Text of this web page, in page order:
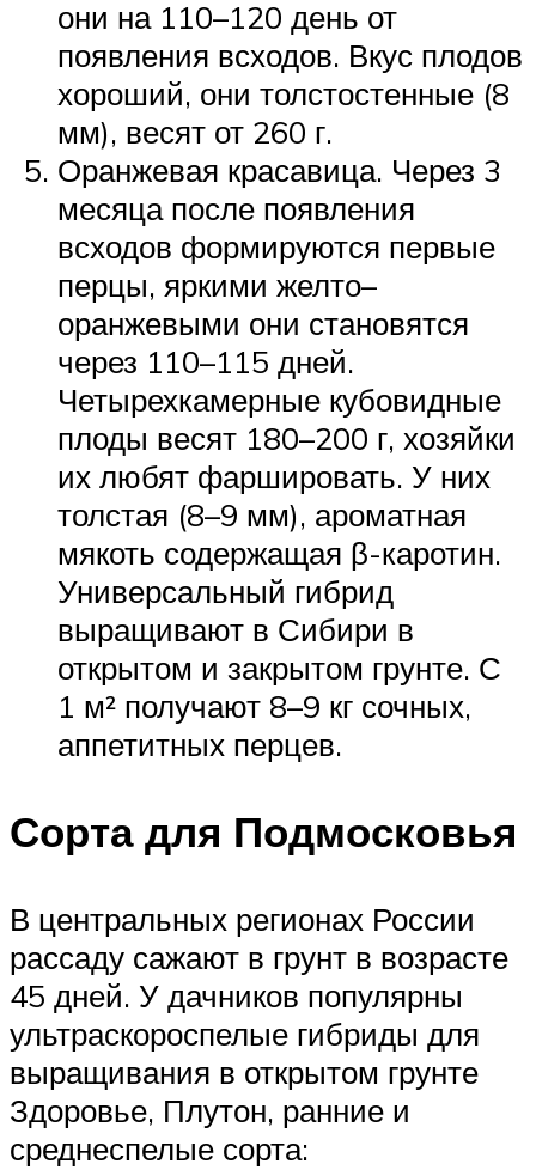
они на 110–120 день от
появления всходов. Вкус плодов
хороший, они толстостенные (8
мм), весят от 260 г.
Оранжевая красавица. Через 3
месяца после появления
всходов формируются первые
перцы, яркими желто–
оранжевыми они становятся
через 110–115 дней.
Четырехкамерные кубовидные
плоды весят 180–200 г, хозяйки
их любят фаршировать. У них
толстая (8–9 мм), ароматная
мякоть содержащая β-каротин.
Универсальный гибрид
выращивают в Сибири в
открытом и закрытом грунте. С
1 м² получают 8–9 кг сочных,
аппетитных перцев.
Сорта для Подмосковья
В центральных регионах России
рассаду сажают в грунт в возрасте
45 дней. У дачников популярны
ультраскороспелые гибриды для
выращивания в открытом грунте
Здоровье, Плутон, ранние и
среднеспелые сорта: